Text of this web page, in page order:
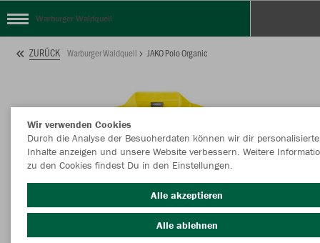
Warburger Waldquell
ZURÜCK Warburger Waldquell JAKO Polo Organic
Wir verwenden Cookies
Durch die Analyse der Besucherdaten können wir dir personalisierte
Inhalte anzeigen und unsere Website verbessern. Weitere
zu den Cookies findest Du in den Einstellungen.
Alle akzeptieren
Alle ablehnen